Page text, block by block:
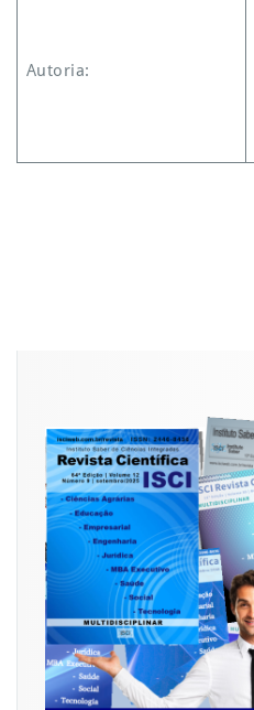
Autoria: